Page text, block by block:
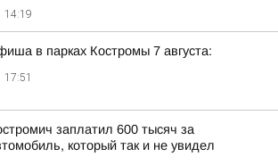
14:19
в парках Костромы 7 августа:
17:51
заплатил 600 тысяч за
который так и не увидел